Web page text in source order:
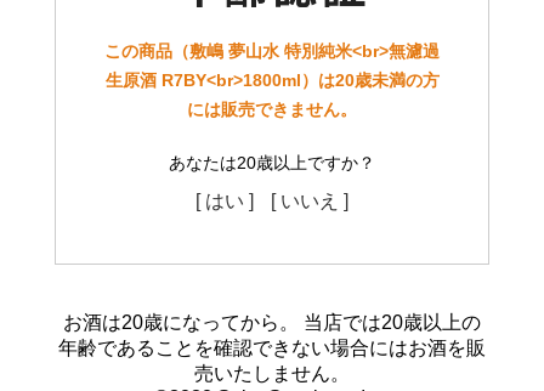
この商品（敷嶋 夢山水 特別純米<br>無濾過
生原酒 R7BY<br>1800ml）は20歳未満の方
には販売できません。
あなたは20歳以上ですか？
[ はい ] [ いいえ ]
お酒は20歳になってから。 当店では20歳以上の
年齢であることを確認できない場合にはお酒を販
売いたしません。